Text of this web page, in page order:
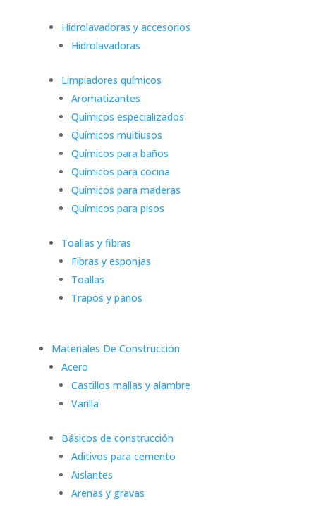
Hidrolavadoras y accesorios
Hidrolavadoras
Limpiadores químicos
Aromatizantes
Químicos especializados
Químicos multiusos
Químicos para baños
Químicos para cocina
Químicos para maderas
Químicos para pisos
Toallas y fibras
Fibras y esponjas
Toallas
Trapos y paños
Materiales De Construcción
Acero
Castillos mallas y alambre
Varilla
Básicos de construcción
Aditivos para cemento
Aislantes
Arenas y gravas